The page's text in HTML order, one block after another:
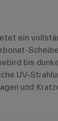
ein
bis
UV-
und